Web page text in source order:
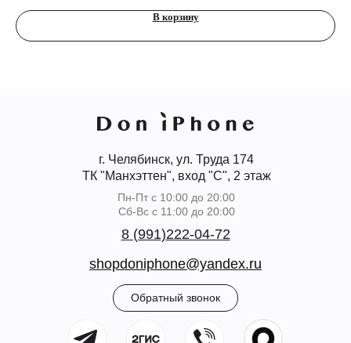
В корзину
г. Челябинск, ул. Труда 174
ТК "Манхэттен", вход "С", 2 этаж
Пн-Пт с 10:00 до 20:00
Сб-Вс с 11:00 до 20:00
Обратный звонок
8 (991)222-04-72
shopdoniphone@yandex.ru